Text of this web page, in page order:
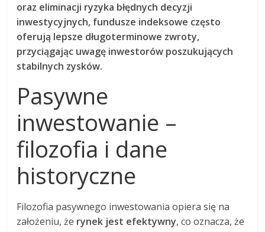
oraz eliminacji ryzyka błędnych decyzji
inwestycyjnych, fundusze indeksowe często
oferują lepsze długoterminowe zwroty,
przyciągając uwagę inwestorów poszukujących
stabilnych zysków.
Pasywne
inwestowanie –
filozofia i dane
historyczne
Filozofia pasywnego inwestowania opiera się na
założeniu, że rynek jest efektywny, co oznacza, że